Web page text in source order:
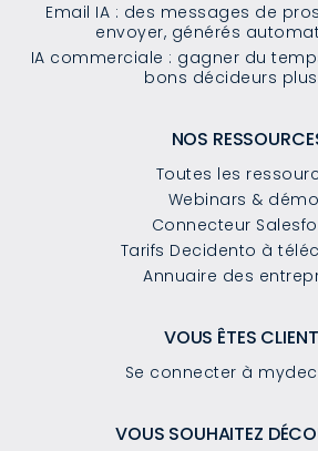
Email IA : des messages de
envoyer, générés
IA commerciale : gagner du
bons décideurs
NOS
Toutes les
Webinars &
Connecteur
Tarifs Decidento à
Annuaire des
VOUS ÊTES
Se connecter à
VOUS SOUHAITEZ